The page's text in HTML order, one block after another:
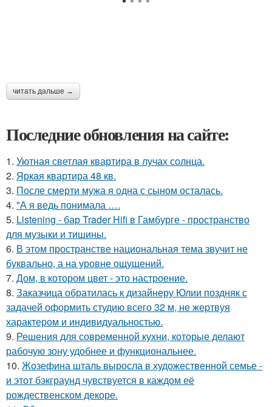
читать дальше →
Последние обновления на сайте:
1. Уютная светлая квартира в лучах солнца.
2. Яркая квартира 48 кв.
3. После смерти мужа я одна с сыном осталась.
4. "А я ведь понимала ….
5. Listening - бар Trader Hifi в Гамбурге - пространство
для музыки и тишины.
6. В этом пространстве национальная тема звучит не
буквально, а на уровне ощущений.
7. Дом, в котором цвет - это настроение.
8. Заказчица обратилась к дизайнеру Юлии поздняк с
задачей оформить студию всего 32 м, не жертвуя
характером и индивидуальностью.
9. Решения для современной кухни, которые делают
рабочую зону удобнее и функциональнее.
10. Жозефина шталь выросла в художественной семье -
и этот бэкграунд чувствуется в каждом её
рождественском декоре.